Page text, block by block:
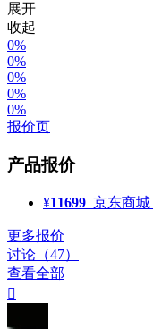
展开
收起
0%
0%
0%
0%
0%
报价页
产品报价
¥11699 京东商城
更多报价
讨论（47）
查看全部
